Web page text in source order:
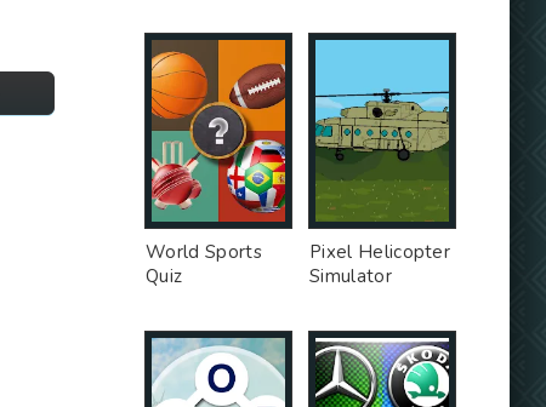
World Sports
Quiz
Pixel Helicopter
Simulator